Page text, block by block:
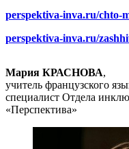
perspektiva-inva.ru/chto-
perspektiva-inva.ru/
Мария КРАСНОВА,
учитель французского
специалист Отдела
«Перспектива»